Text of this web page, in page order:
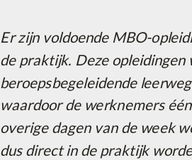
Er zijn voldoende MBO-
de praktijk. Deze opleidingen
beroepsbegeleidende
waardoor de werknemers
overige dagen van de week
dus direct in de praktijk